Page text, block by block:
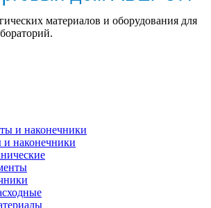
материалов и оборудования для
наконечники